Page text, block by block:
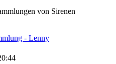
von Sirenen
- Lenny